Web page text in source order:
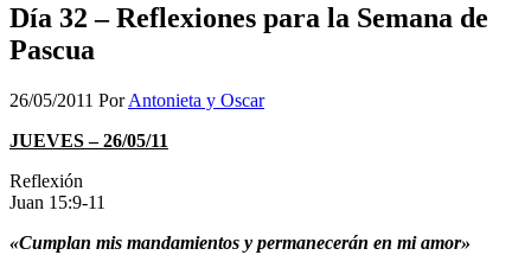
Día 32 – Reflexiones para la Semana de
Pascua
26/05/2011 PorAntonieta y Oscar
JUEVES – 26/05/11
Reflexión
Juan 15:9-11
«Cumplan mis mandamientos y permanecerán en mi amor»